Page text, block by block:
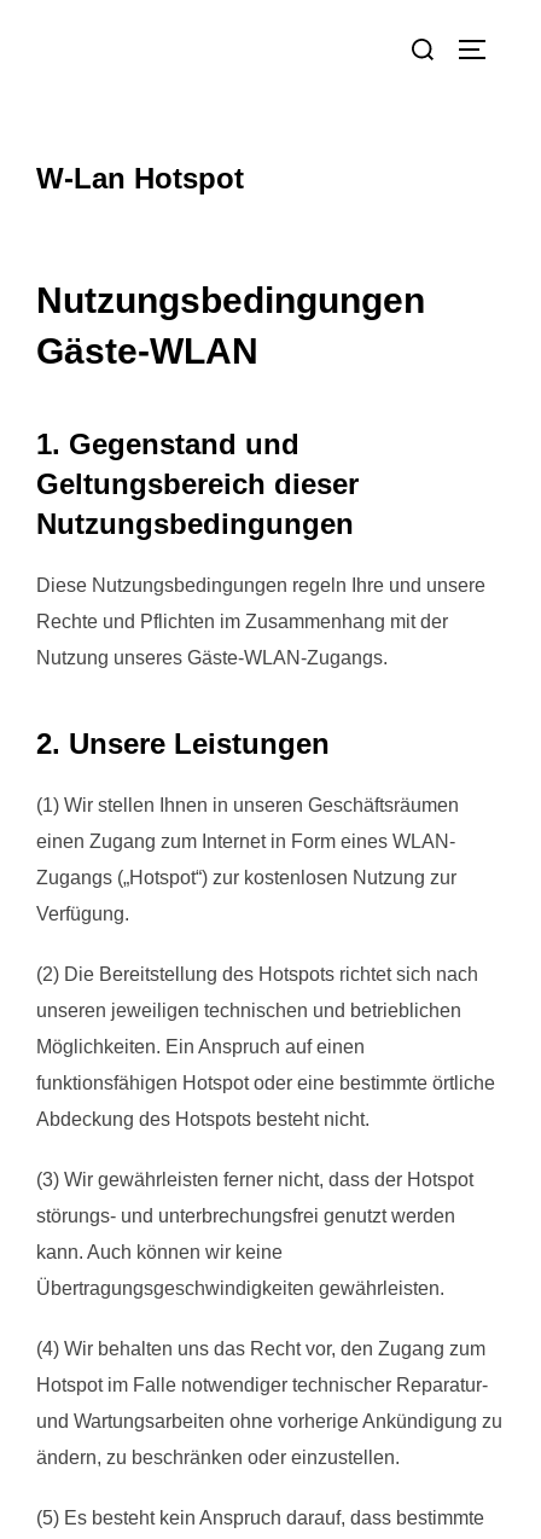
W-Lan Hotspot
Nutzungsbedingungen
Gäste-WLAN
1. Gegenstand und
Geltungsbereich dieser
Nutzungsbedingungen
Diese Nutzungsbedingungen regeln Ihre und unsere
Rechte und Pflichten im Zusammenhang mit der
Nutzung unseres Gäste-WLAN-Zugangs.
2. Unsere Leistungen
(1) Wir stellen Ihnen in unseren Geschäftsräumen
einen Zugang zum Internet in Form eines WLAN-
Zugangs („Hotspot“) zur kostenlosen Nutzung zur
Verfügung.
(2) Die Bereitstellung des Hotspots richtet sich nach
unseren jeweiligen technischen und betrieblichen
Möglichkeiten. Ein Anspruch auf einen
funktionsfähigen Hotspot oder eine bestimmte örtliche
Abdeckung des Hotspots besteht nicht.
(3) Wir gewährleisten ferner nicht, dass der Hotspot
störungs- und unterbrechungsfrei genutzt werden
kann. Auch können wir keine
Übertragungsgeschwindigkeiten gewährleisten.
(4) Wir behalten uns das Recht vor, den Zugang zum
Hotspot im Falle notwendiger technischer Reparatur-
und Wartungsarbeiten ohne vorherige Ankündigung zu
ändern, zu beschränken oder einzustellen.
(5) Es besteht kein Anspruch darauf, dass bestimmte